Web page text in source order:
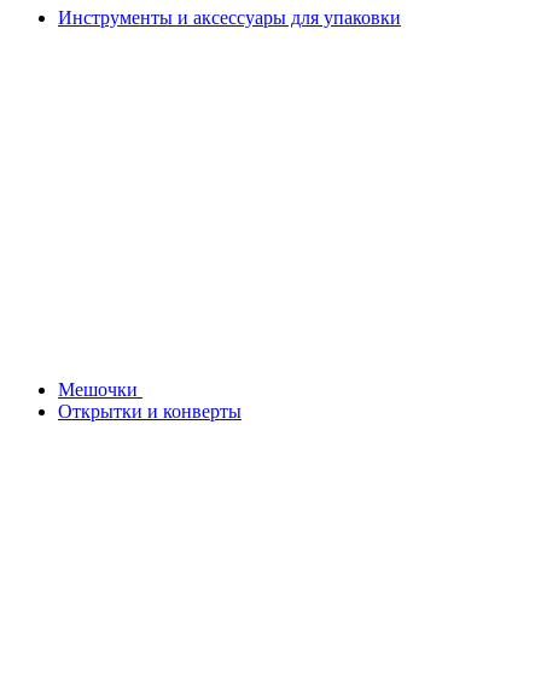
Инструменты и аксессуары для упаковки
Мешочки
Открытки и конверты